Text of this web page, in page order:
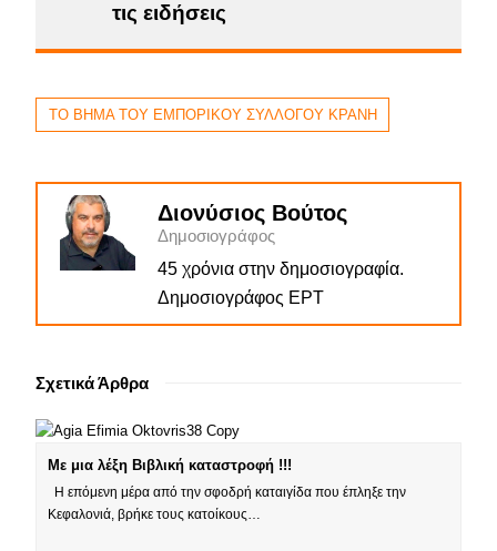
τις ειδήσεις
ΤΟ ΒΗΜΑ ΤΟΥ ΕΜΠΟΡΙΚΟΥ ΣΥΛΛΟΓΟΥ ΚΡΑΝΗ
Διονύσιος Βούτος
Δημοσιογράφος
45 χρόνια στην δημοσιογραφία.
Δημοσιογράφος ΕΡΤ
Σχετικά Άρθρα
Με μια λέξη Βιβλική καταστροφή !!!
Η επόμενη μέρα από την σφοδρή καταιγίδα που έπληξε την
Κεφαλονιά, βρήκε τους κατοίκους…